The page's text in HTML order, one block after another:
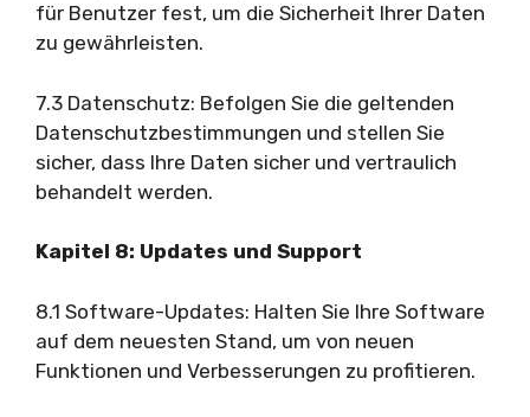
für Benutzer fest, um die Sicherheit Ihrer Daten
zu gewährleisten.
7.3 Datenschutz: Befolgen Sie die geltenden
Datenschutzbestimmungen und stellen Sie
sicher, dass Ihre Daten sicher und vertraulich
behandelt werden.
Kapitel 8: Updates und Support
8.1 Software-Updates: Halten Sie Ihre Software
auf dem neuesten Stand, um von neuen
Funktionen und Verbesserungen zu profitieren.